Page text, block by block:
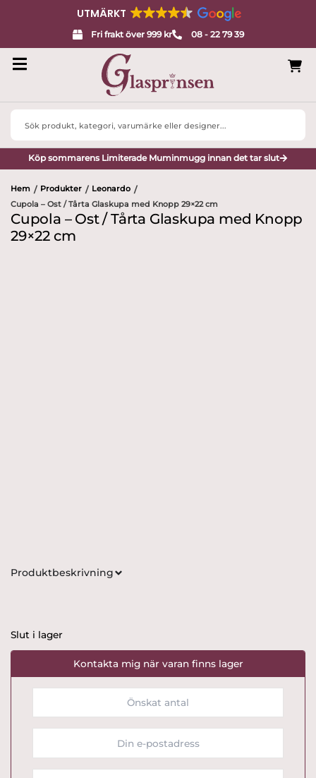
UTMÄRKT
Fri frakt över 999 kr 08 - 22 79 39
Search
Köp sommarens Limiterade Muminmugg innan det tar slut
Hem / Produkter / Leonardo /
Cupola – Ost / Tårta Glaskupa med Knopp 29×22 cm
Cupola – Ost / Tårta Glaskupa med Knopp
29×22 cm
Produktbeskrivning
Slut i lager
Kontakta mig när varan finns lager